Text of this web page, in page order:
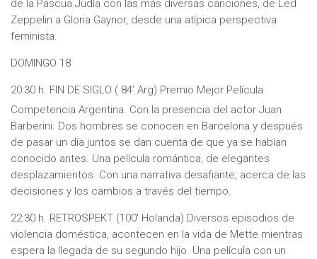
de la Pascua Judía con las más diversas canciones, de Led
Zeppelin a Gloria Gaynor, desde una atípica perspectiva
feminista.
DOMINGO 18
20:30 h. FIN DE SIGLO ( 84’ Arg) Premio Mejor Película
Competencia Argentina. Con la presencia del actor Juan
Barberini. Dos hombres se conocen en Barcelona y después
de pasar un día juntos se dan cuenta de que ya se habían
conocido antes. Una película romántica, de elegantes
desplazamientos. Con una narrativa desafiante, acerca de las
decisiones y los cambios a través del tiempo.
22:30 h. RETROSPEKT (100’ Holanda) Diversos episodios de
violencia doméstica, acontecen en la vida de Mette mientras
espera la llegada de su segundo hijo. Una película con un